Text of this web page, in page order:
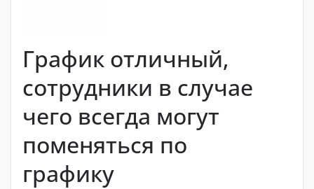
График отличный,
сотрудники в случае
чего всегда могут
поменяться по
графику